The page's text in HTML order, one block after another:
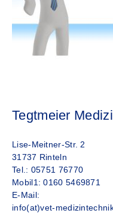
Tegtmeier
Lise-Meitner-Str. 2
31737 Rinteln
Tel.: 05751 76770
Mobil1: 0160 5469871
E-Mail:
info(at)vet-